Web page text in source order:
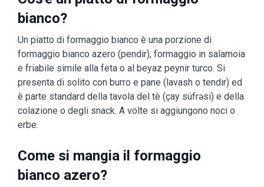
bianco?
Un piatto di formaggio bianco è una porzione di
formaggio bianco azero (pendir), formaggio in salamoia
e friabile simile alla feta o al beyaz peynir turco. Si
presenta di solito con burro e pane (lavash o tendir) ed
è parte standard della tavola del tè (çay süfrəsi) e della
colazione o degli snack. A volte si aggiungono noci o
erbe.
Come si mangia il formaggio
bianco azero?